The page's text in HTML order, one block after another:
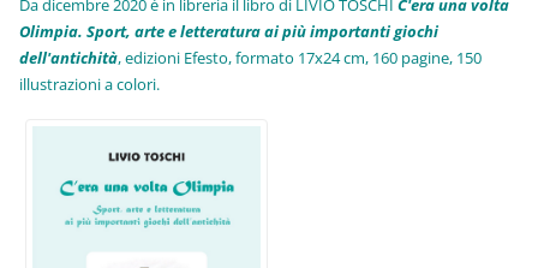
Da dicembre 2020 è in libreria il libro di LIVIO TOSCHIC'era una volta
Olimpia. Sport, arte e letteratura ai più importanti giochi
dell'antichità,edizioni Efesto, formato 17x24 cm, 160 pagine, 150
illustrazioni a colori.